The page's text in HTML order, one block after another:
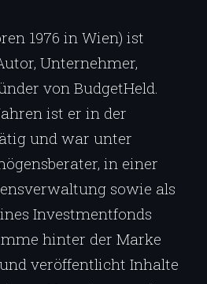
1976 in Wien) ist
Unternehmer,
von BudgetHeld.
ist er in der
und war unter
in einer
sowie als
Investmentfonds
hinter der Marke
veröffentlicht Inhalte